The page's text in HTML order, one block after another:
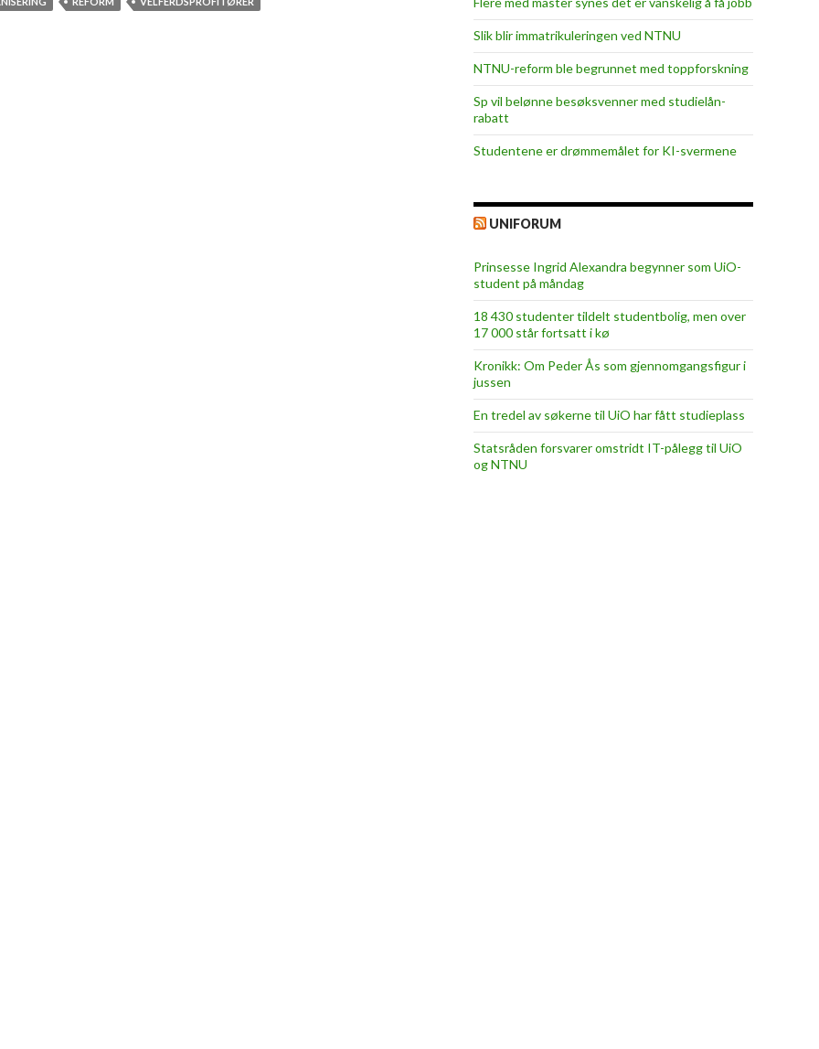
Slik blir immatrikuleringen ved NTNU
NTNU-reform ble begrunnet med toppforskning
Sp vil belønne besøksvenner med studielån-
rabatt
Studentene er drømmemålet for KI-svermene
UNIFORUM
Prinsesse Ingrid Alexandra begynner som UiO-
student på måndag
18 430 studenter tildelt studentbolig, men over
17 000 står fortsatt i kø
Kronikk: Om Peder Ås som gjennomgangsfigur i
jussen
En tredel av søkerne til UiO har fått studieplass
Statsråden forsvarer omstridt IT-pålegg til UiO
og NTNU